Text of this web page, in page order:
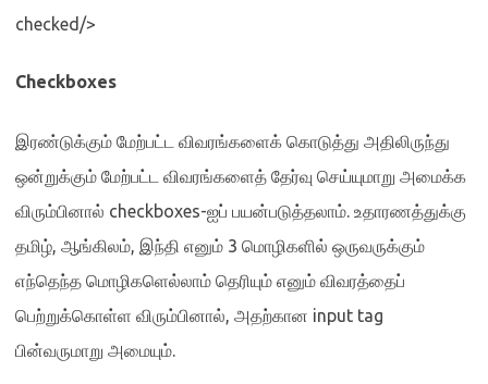
checked/>
Checkboxes
இரண்டுக்கும் மேற்பட்ட விவரங்களைக் கொடுத்து அதிலிருந்து
ஒன்றுக்கும் மேற்பட்ட விவரங்களைத் தேர்வு செய்யுமாறு அமைக்க
விரும்பினால் checkboxes-ஐப் பயன்படுத்தலாம். உதாரணத்துக்கு
தமிழ், ஆங்கிலம், இந்தி எனும் 3 மொழிகளில் ஒருவருக்கும்
எந்தெந்த மொழிகளெல்லாம் தெரியும் எனும் விவரத்தைப்
பெற்றுக்கொள்ள விரும்பினால், அதற்கான input tag
பின்வருமாறு அமையும்.